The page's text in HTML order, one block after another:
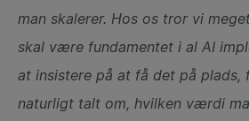
man skalerer. Hos os tror vi
skal være fundamentet i al AI
at insistere på at få det på plads,
naturligt talt om, hvilken værdi